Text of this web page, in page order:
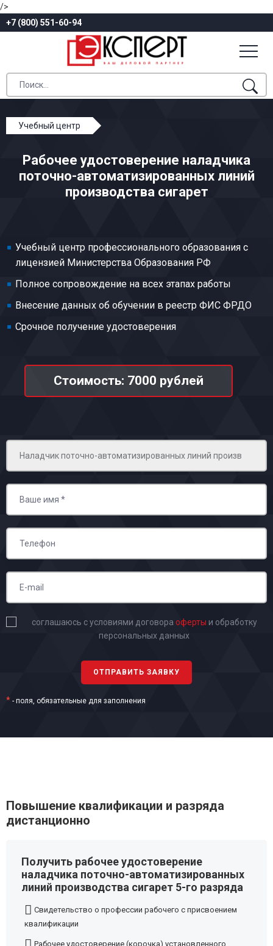
/>
+7 (800) 551-60-94
Учебный центр
Табачно-махорочное и ферментационное
производства
Наладчик поточно-автоматизированных линий
Рабочее удостоверение наладчика
поточно-автоматизированных линий
производства сигарет
Учебный центр профессионального образования с
лицензией Министерства Образования РФ
Полное сопровождение на всех этапах работы
Внесение данных об обучении в реестр ФИС ФРДО
Срочное получение удостоверения
Стоимость: 7000 рублей
соглашаюсь с условиями договора оферты и обработку
персональных данных
* - поля, обязательные для заполнения
Повышение квалификации и разряда
дистанционно
Получить рабочее удостоверение
наладчика поточно-автоматизированных
линий производства сигарет 5-го разряда
Свидетельство о профессии рабочего с присвоением
квалификации
Рабочее удостоверение (корочка) установленного